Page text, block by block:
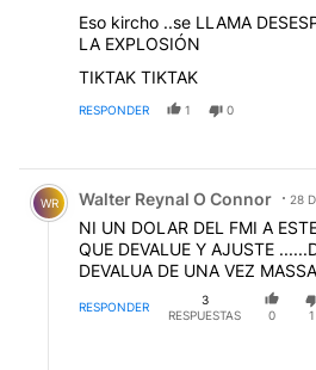
Eso kircho ..se LLAMA
LA EXPLOSIÓN
TIKTAK TIKTAK
RESPONDER 1 0
Comentario de Walter Reynal O
WR Walter Reynal O Connor 28
NI UN DOLAR DEL FMI A
QUE DEVALUE Y AJUSTE
DEVALUA DE UNA VEZ
RESPONDER
3
RESPUESTAS
0 1